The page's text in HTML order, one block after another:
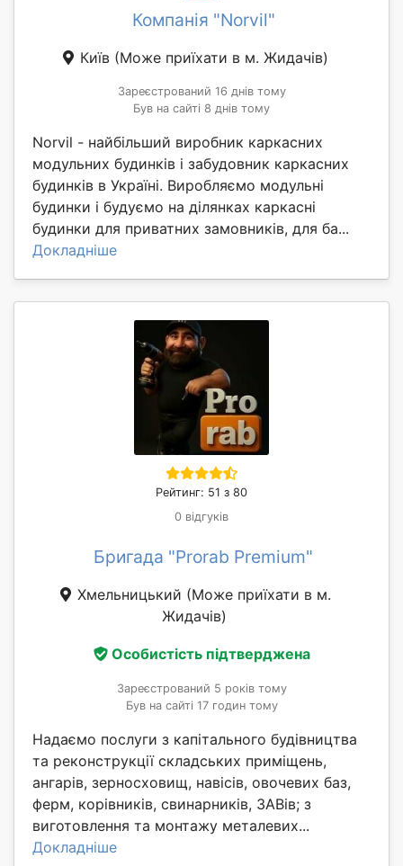
Компанія "Norvil"
Київ (Може приїхати в м. Жидачів)
Зареєстрований 16 днів тому
Був на сайті 8 днів тому
Norvil - найбільший виробник каркасних
модульних будинків і забудовник каркасних
будинків в Україні. Виробляємо модульні
будинки і будуємо на ділянках каркасні
будинки для приватних замовників, для ба...
Докладніше
Рейтинг: 51 з 80
0 відгуків
Бригада "Prorab Premium"
Хмельницький (Може приїхати в м.
Жидачів)
Особистість підтверджена
Зареєстрований 5 років тому
Був на сайті 17 годин тому
Надаємо послуги з капітального будівництва
та реконструкції складських приміщень,
ангарів, зерносховищ, навісів, овочевих баз,
ферм, корівників, свинарників, ЗАВів; з
виготовлення та монтажу металевих...
Докладніше